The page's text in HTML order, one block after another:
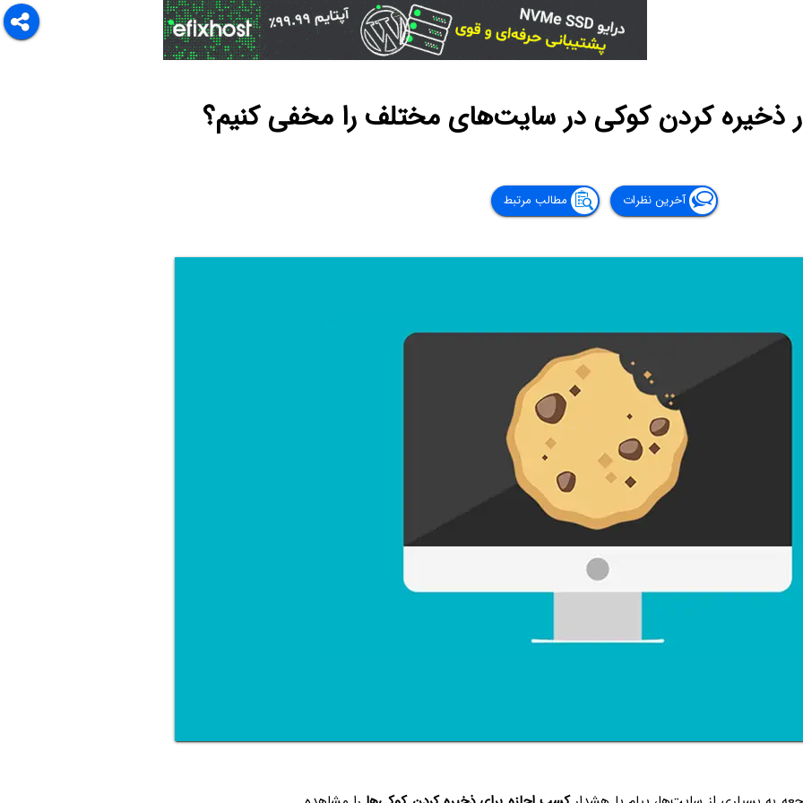
ذخیره کردن کوکی در سایت‌های مختلف را مخفی کنیم؟
آخرین نظرات مطالب مرتبط